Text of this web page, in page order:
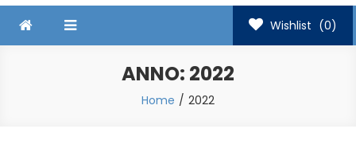
Wishlist (0)
ANNO: 2022
Home 2022